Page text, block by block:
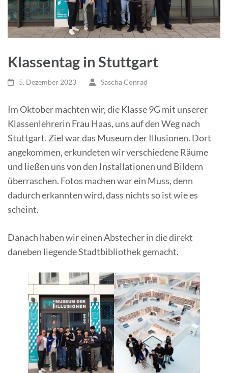
Klassentag in Stuttgart
5. Dezember 2023 Sascha Conrad
Im Oktober machten wir, die Klasse 9G mit unserer
Klassenlehrerin Frau Haas, uns auf den Weg nach
Stuttgart. Ziel war das Museum der Illusionen. Dort
angekommen, erkundeten wir verschiedene Räume
und ließen uns von den Installationen und Bildern
überraschen. Fotos machen war ein Muss, denn
dadurch erkannten wird, dass nichts so ist wie es
scheint.
Danach haben wir einen Abstecher in die direkt
daneben liegende Stadtbibliothek gemacht.